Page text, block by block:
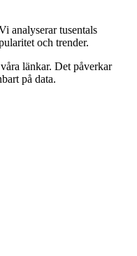
analyserar tusentals
och trender.
länkar. Det påverkar
på data.